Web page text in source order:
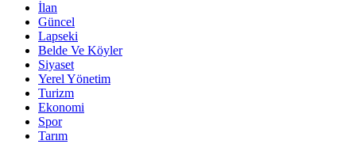
İlan
Güncel
Lapseki
Belde Ve Köyler
Siyaset
Yerel Yönetim
Turizm
Ekonomi
Spor
Tarım